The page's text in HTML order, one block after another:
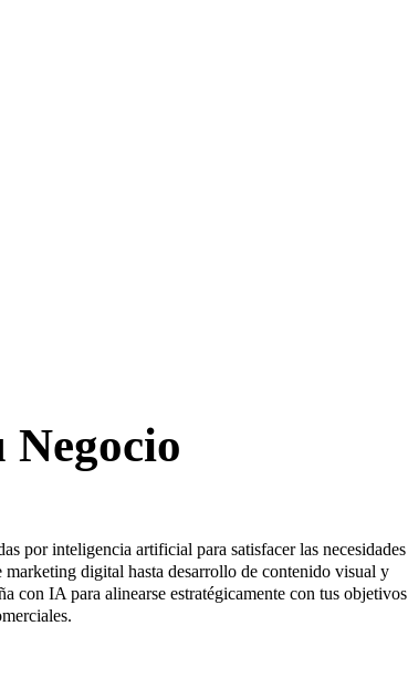
Negocio
por inteligencia artificial para satisfacer las necesidades
marketing digital hasta desarrollo de contenido visual y
con IA para alinearse estratégicamente con tus objetivos